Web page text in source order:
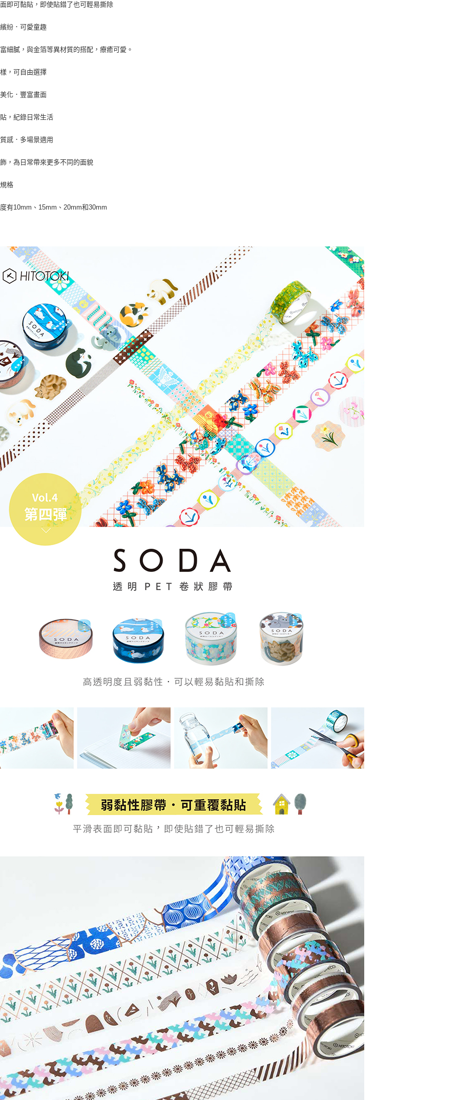
即可黏貼，即使貼錯了也可輕易撕除
紛．可愛童趣
細膩，與金箔等異材質的搭配，療癒可愛。
，可自由選擇
化．豐富畫面
，紀錄日常生活
感．多場景適用
，為日常帶來更多不同的面貌
格
有10mm、15mm、20mm和30mm